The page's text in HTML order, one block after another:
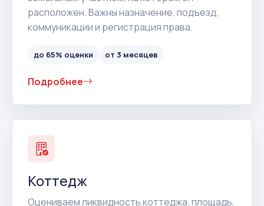
расположен. Важны назначение, подъезд,
коммуникации и регистрация права.
до 65% оценки от 3 месяцев
Подробнее
Коттедж
Оцениваем ликвидность коттеджа, площадь,